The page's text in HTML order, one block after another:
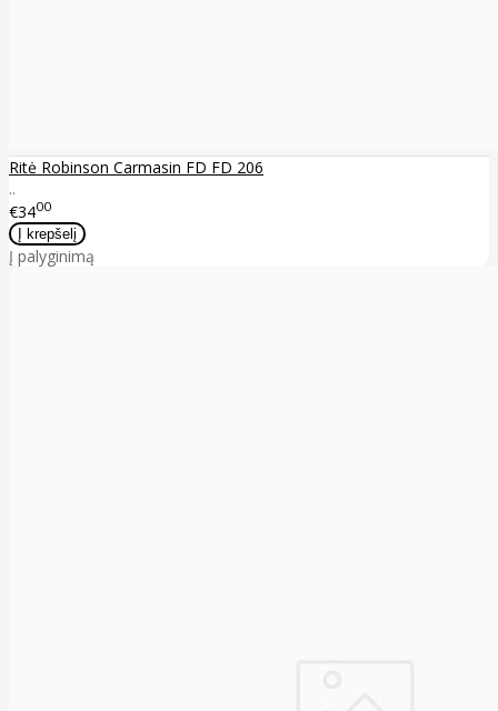
Ritė Robinson Carmasin FD FD 206
..
€3400
Į palyginimą